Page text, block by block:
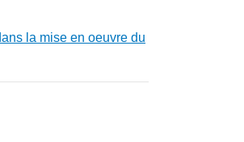
la mise en oeuvre du